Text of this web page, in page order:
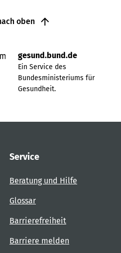
oben
gesund.bund.de
Ein Service des
Bundesministeriums für
Gesundheit.
Service
Beratung und Hilfe
Glossar
Barrierefreiheit
Barriere melden